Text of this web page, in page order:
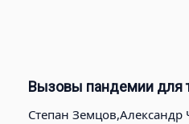
Вызовы пандемии для
Степан Земцов,Александр